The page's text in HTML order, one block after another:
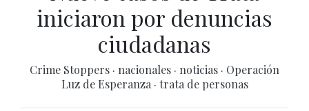
iniciaron por denuncias
ciudadanas
Crime Stoppers · nacionales · noticias · Operación
Luz de Esperanza · trata de personas